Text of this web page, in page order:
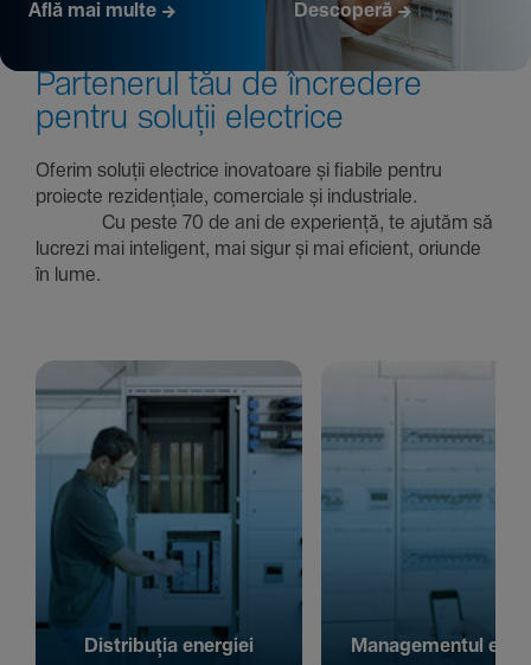
Află mai multe Descoperă
Parte­nerul tău de încre­dere
pentru soluții electrice
Oferim soluții electrice inova­toare și fiabile pentru
proiecte rezi­den­țiale, comer­ciale și indus­triale.
Cu peste 70 de ani de expe­riență, te ajutăm să
lucrezi mai inte­li­gent, mai sigur și mai eficient, oriunde
în lume.
Distribuția energiei Managementul